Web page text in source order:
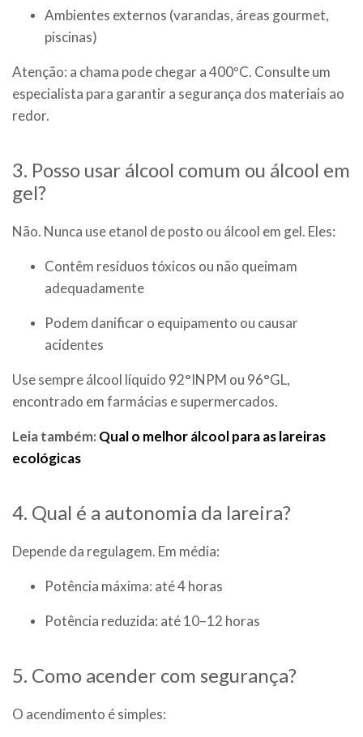
Ambientes externos (varandas, áreas gourmet,
piscinas)
Atenção: a chama pode chegar a 400ºC. Consulte um
especialista para garantir a segurança dos materiais ao
redor.
3. Posso usar álcool comum ou álcool em
gel?
Não. Nunca use etanol de posto ou álcool em gel. Eles:
Contêm resíduos tóxicos ou não queimam
adequadamente
Podem danificar o equipamento ou causar
acidentes
Use sempre álcool líquido 92°INPM ou 96°GL,
encontrado em farmácias e supermercados.
Leia também: Qual o melhor álcool para as lareiras
ecológicas
4. Qual é a autonomia da lareira?
Depende da regulagem. Em média:
Potência máxima: até 4 horas
Potência reduzida: até 10–12 horas
5. Como acender com segurança?
O acendimento é simples: